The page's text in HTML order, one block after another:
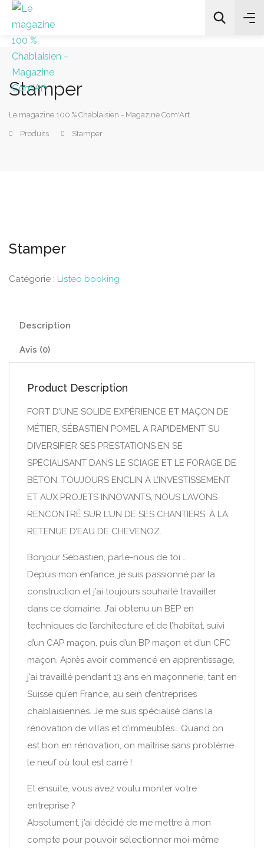
All Categories
Stamper
Le magazine 100 % Chablaisien - Magazine Com'Art
Produits Stamper
Stamper
Catégorie : Listeo booking
Description
Avis (0)
Product Description
FORT D’UNE SOLIDE EXPÉRIENCE ET MAÇON DE
MÉTIER, SÉBASTIEN POMEL A RAPIDEMENT SU
DIVERSIFIER SES PRESTATIONS EN SE
SPÉCIALISANT DANS LE SCIAGE ET LE FORAGE DE
BÉTON. TOUJOURS ENCLIN À L’INVESTISSEMENT
ET AUX PROJETS INNOVANTS, NOUS L’AVONS
RENCONTRÉ SUR L’UN DE SES CHANTIERS, À LA
RETENUE D’EAU DE CHEVENOZ.
Bonjour Sébastien, parle-nous de toi …
Depuis mon enfance, je suis passionné par la
construction et j’ai toujours souhaité travailler
dans ce domaine. J’ai obtenu un BEP en
techniques de l’architecture et de l’habitat, suivi
d’un CAP maçon, puis d’un BP maçon et d’un CFC
maçon. Après avoir commencé en apprentissage,
j’ai travaillé pendant 13 ans en maçonnerie, tant en
Suisse qu’en France, au sein d’entreprises
chablaisiennes. Je me suis spécialisé dans la
rénovation de villas et d’immeubles… Quand on
est bon en rénovation, on maîtrise sans problème
le neuf où tout est carré !
Et ensuite, vous avez voulu monter votre
entreprise ?
Absolument, j’ai décidé de me mettre à mon
compte pour pouvoir sélectionner moi-même